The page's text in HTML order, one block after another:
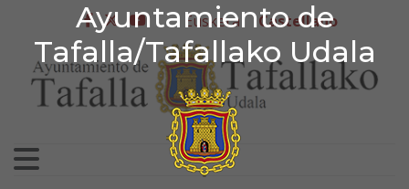
Ayuntamiento de
Tafalla/Tafallako Udala
Ir al contenido
Ayuntamiento de
facebook
twitter
youtube
Euskera Castellano